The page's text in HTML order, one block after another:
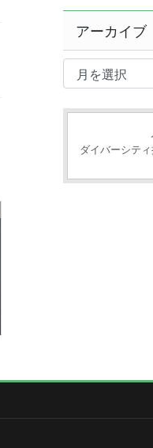
アーカイブ
ア
イ
ダイバーシテ